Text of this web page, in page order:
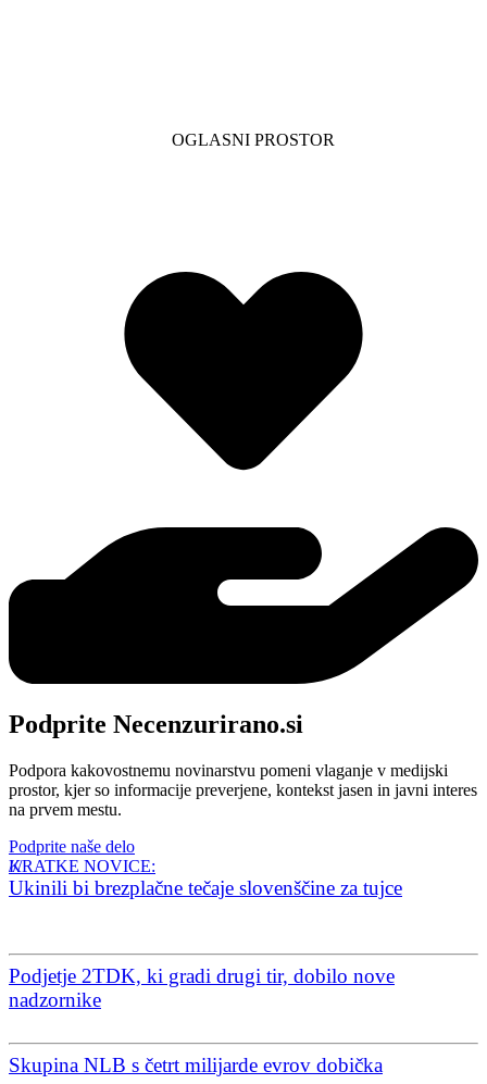
Podprite Necenzurirano.si
Podpora kakovostnemu novinarstvu pomeni vlaganje v medijski
prostor, kjer so informacije preverjene, kontekst jasen in javni interes
na prvem mestu.
Podprite naše delo
KRATKE NOVICE:
Ukinili bi brezplačne tečaje slovenščine za tujce
Podjetje 2TDK, ki gradi drugi tir, dobilo nove
nadzornike
Skupina NLB s četrt milijarde evrov dobička